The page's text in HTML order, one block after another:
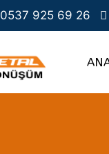
0537 925 69 26